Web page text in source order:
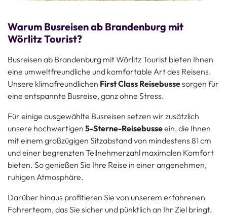
Warum Busreisen ab Brandenburg mit
Wörlitz Tourist?
Busreisen ab Brandenburg mit Wörlitz Tourist bieten Ihnen
eine umweltfreundliche und komfortable Art des Reisens.
Unsere klimafreundlichen First Class Reisebussesorgen für
eine entspannte Busreise, ganz ohne Stress.
Für einige ausgewählte Busreisen setzen wir zusätzlich
unsere hochwertigen 5-Sterne-Reisebusseein, die Ihnen
mit einem großzügigen Sitzabstand von mindestens 81 cm
und einer begrenzten Teilnehmerzahl maximalen Komfort
bieten. So genießen Sie Ihre Reise in einer angenehmen,
ruhigen Atmosphäre.
Darüber hinaus profitieren Sie von unserem erfahrenen
Fahrerteam, das Sie sicher und pünktlich an Ihr Ziel bringt.